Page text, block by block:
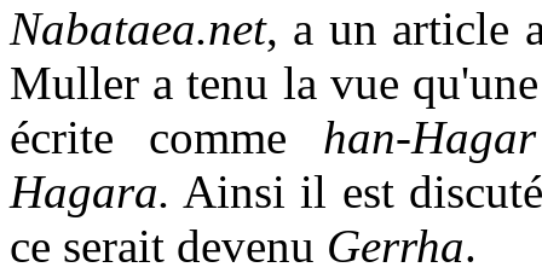
Nabataea.net, a un article
Muller a tenu la vue
écrite comme han-Hagar
Hagara. Ainsi il est
ce serait devenu Gerrha.